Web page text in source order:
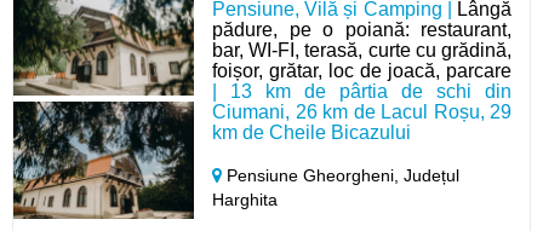
Pensiune, Vilă și Camping |
Lângă
pădure, pe o poiană: restaurant,
bar, WI-FI, terasă, curte cu grădină,
foișor, grătar, loc de joacă, parcare
| 13 km de pârtia de schi din
Ciumani, 26 km de Lacul Roșu, 29
km de Cheile Bicazului
Pensiune Gheorgheni,Județul
Harghita